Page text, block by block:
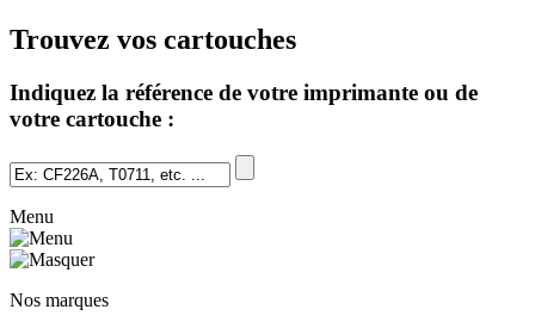
Trouvez vos cartouches
Indiquez la référence de votre imprimante ou de
votre cartouche :
Menu
Nos marques